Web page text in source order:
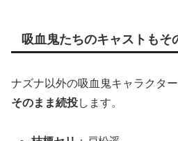
吸血鬼たちのキャストもそ
ナズナ以外の吸血鬼キャラクター
そのまま続投します。